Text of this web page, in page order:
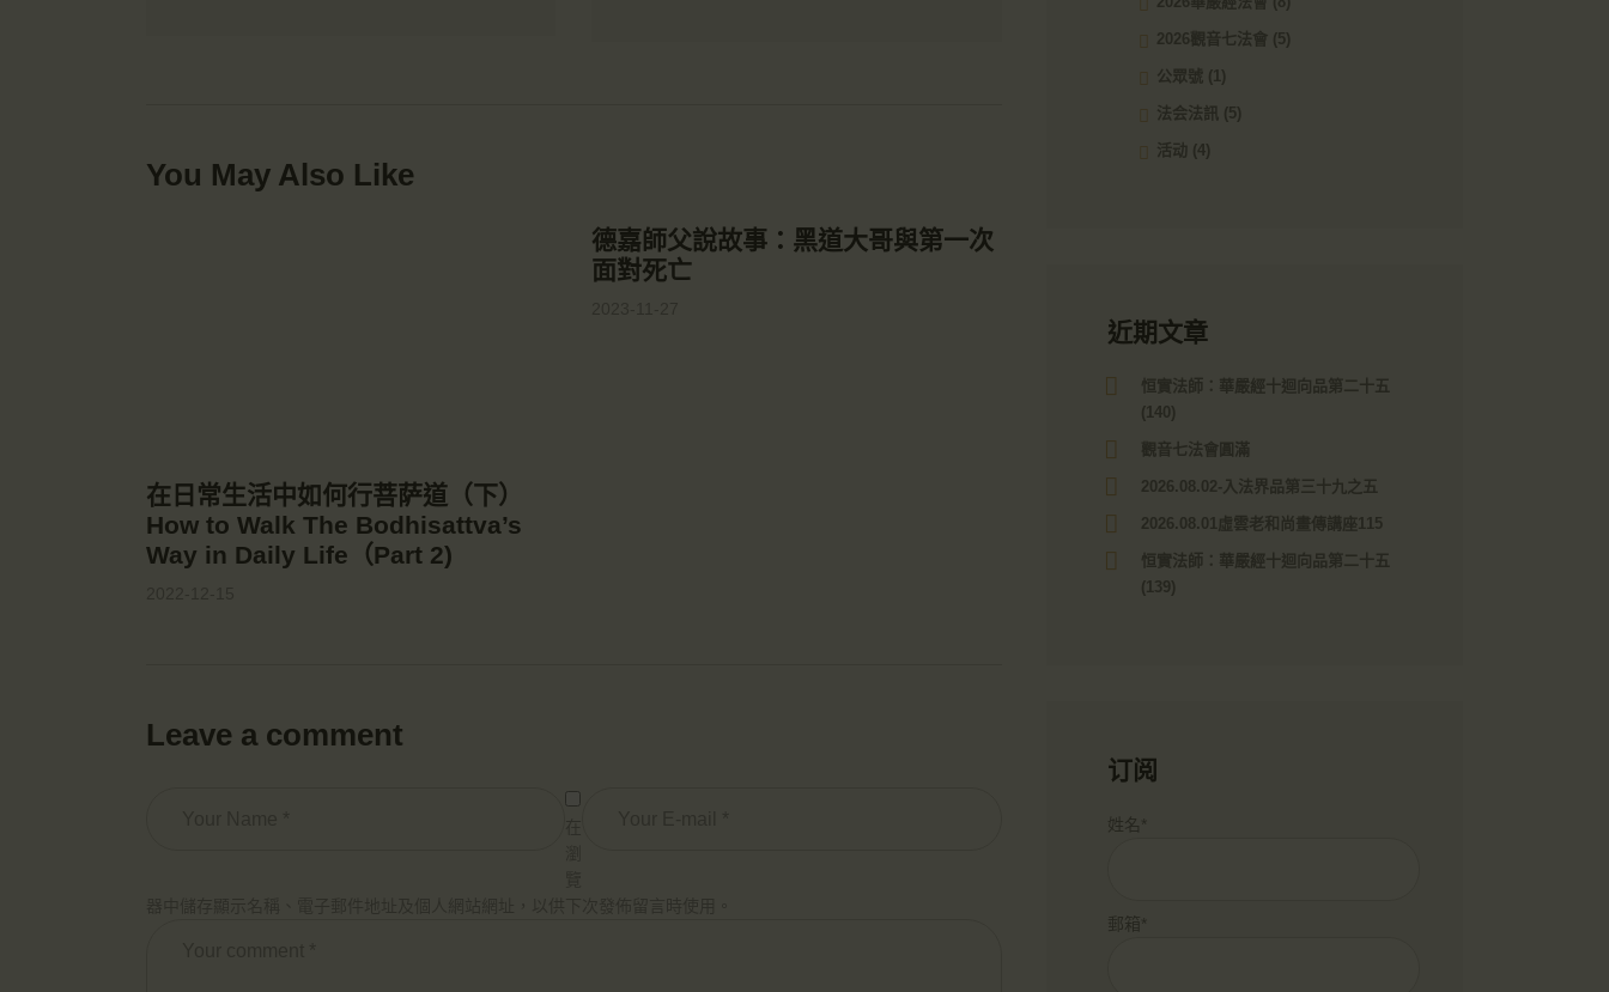
You May Also Like
在日常生活中如何行菩萨道（下）
How to Walk The Bodhisattva’s
Way in Daily Life（Part 2)
德嘉師父說故事：黑道大哥與第一次
面對死亡
Leave a comment
2026觀音七法會 (5)
公眾號 (1)
法会法訊 (5)
活动 (4)
近期文章
恒實法師：華嚴經十迴向品第二十五
(140)
觀音七法會圓滿
2026.08.02-入法界品第三十九之五
2026.08.01虛雲老和尚畫傳講座115
恒實法師：華嚴經十迴向品第二十五
(139)
订阅
姓名*
郵箱*